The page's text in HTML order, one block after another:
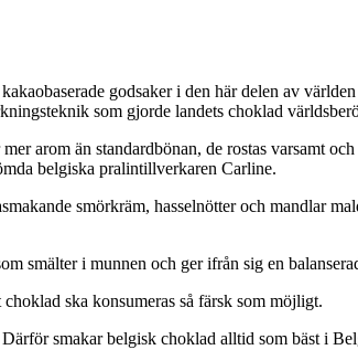
godsaker i den här delen av
som gjorde landets choklad
än standardbönan, de rostas varsamt
belgiska pralintillverkaren Carline.
smörkräm, hasselnötter och mandlar
i munnen och ger ifrån sig en
ska konsumeras så färsk som möjligt.
smakar belgisk choklad alltid som bäst i